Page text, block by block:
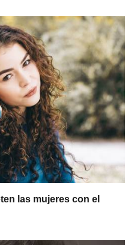
las mujeres con el